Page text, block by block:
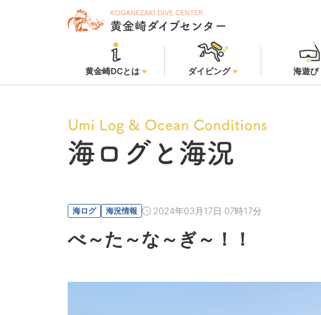
黄金崎DCとは ダイビング 海遊び
Umi Log & Ocean Conditions
海ログと海況
海ログ 海況情報 2024年03月17日 07時17分
べ～た～な～ぎ～！！